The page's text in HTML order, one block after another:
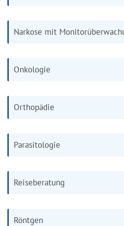
Narkose mit
Onkologie
Orthopädie
Parasitologie
Reiseberatung
Röntgen